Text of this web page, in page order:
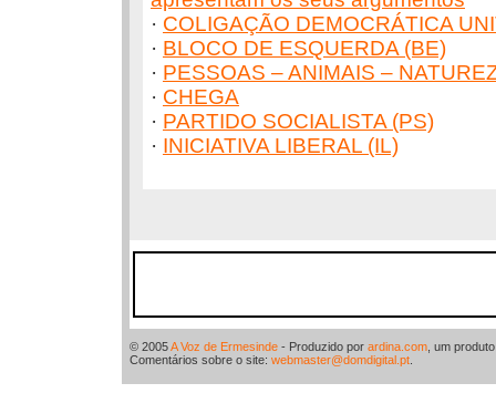
· COLIGAÇÃO DEMOCRÁTICA
· BLOCO DE ESQUERDA (BE)
· PESSOAS – ANIMAIS –
· CHEGA
· PARTIDO SOCIALISTA (PS)
· INICIATIVA LIBERAL (IL)
© 2005A Voz de Ermesinde - Produzido por ardina.com , um
Comentários sobre o site: webmaster@domdigital.pt